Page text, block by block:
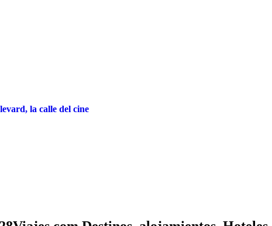
la calle del cine